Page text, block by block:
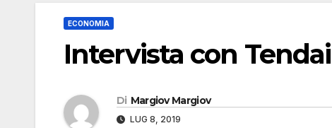
ECONOMIA
Intervista con
Di Margiov Margiov
LUG 8, 2019